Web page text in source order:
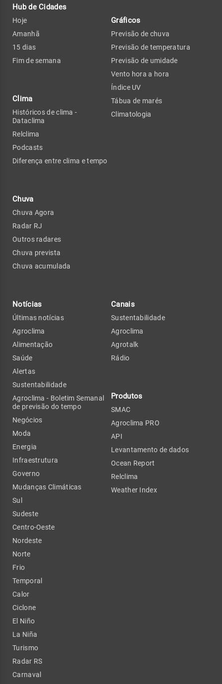
Hub de Cidades
Hoje
Amanhã
15 dias
Fim de semana
Clima
Históricos de clima -
Dataclima
Relclima
Podcasts
Diferença entre clima e tempo
Chuva
Chuva Agora
Radar RJ
Outros radares
Chuva prevista
Chuva acumulada
Gráficos
Previsão de chuva
Previsão de temperatura
Previsão de umidade
Vento hora a hora
Índice UV
Tábua de marés
Climatologia
Notícias
Últimas notícias
Agroclima
Alimentação
Saúde
Alertas
Sustentabilidade
Agroclima - Boletim Semanal
de previsão do tempo
Negócios
Moda
Energia
Infraestrutura
Governo
Mudanças Climáticas
Sul
Sudeste
Centro-Oeste
Nordeste
Norte
Frio
Temporal
Calor
Ciclone
El Niño
La Niña
Turismo
Radar RS
Carnaval
Canais
Sustentabilidade
Agroclima
Agrotalk
Rádio
Produtos
SMAC
Agroclima PRO
API
Levantamento de dados
Ocean Report
Relclima
Weather Index